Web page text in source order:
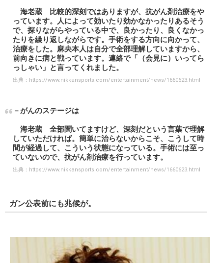
海老蔵 比較的深刻ではありますが、抗がん剤治療をや
っています。人によって効いたり効かなかったりあるそう
で、探りながらやっている中で、良かったり、良くなかっ
たりを繰り返しながらです。手術をする方向に向かって、
治療をした。麻央本人は自分で全部理解していますから、
前向きに病と戦っています。連絡で「（会見に）いってら
っしゃい」と言ってくれました。
出典： https://www.nikkansports.com/entertainment/news/1660623.html
－がんのステージは
海老蔵 全部聞いてますけど、深刻だという言葉で理解
していただければ。簡単に治らないからこそ、こうして時
間が経過して、こういう状態になっている。手術には至っ
ていないので、抗がん剤治療を行っています。
出典： https://www.nikkansports.com/entertainment/news/1660623.html
ガン公表前にも兆候が。